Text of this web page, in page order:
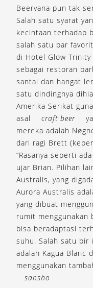
Beervana pun tak
Salah satu syarat
kecintaan terhadap
salah satu bar
di Hotel Glow Trinity
sebagai restoran
santai dan hangat
satu dindingnya
Amerika Serikat
asal
craft beer
mereka adalah
dari ragi Brett
“Rasanya seperti ada
ujar Brian. Pilihan
Australis, yang
Aurora Australis
yang dibuat
rumit menggunakan
bisa beradaptasi
suhu. Salah satu bir
adalah Kagua Blanc
menggunakan
sansho
.